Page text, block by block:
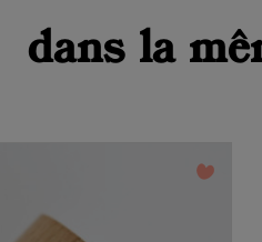
dans la
favorite_border